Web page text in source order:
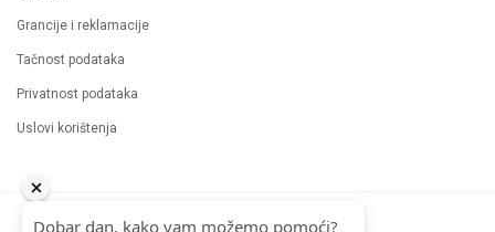
Grancije i reklamacije
Tačnost podataka
Privatnost podataka
Uslovi korištenja
2024 Neutrino d.o.o.